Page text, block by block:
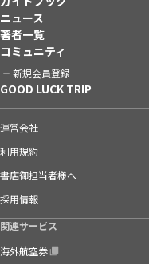
ニュース
著者一覧
コミュニティ
新規会員登録
GOOD LUCK TRIP
運営会社
利用規約
書店御担当者様へ
採用情報
関連サービス
海外航空券